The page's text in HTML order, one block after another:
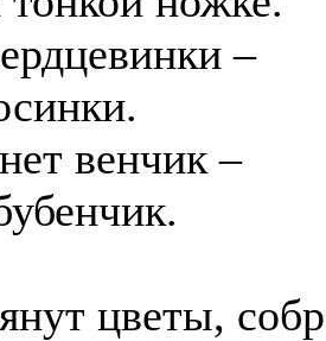
–
венчик –
цветы,